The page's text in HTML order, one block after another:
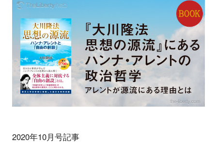
2020年10月号記事